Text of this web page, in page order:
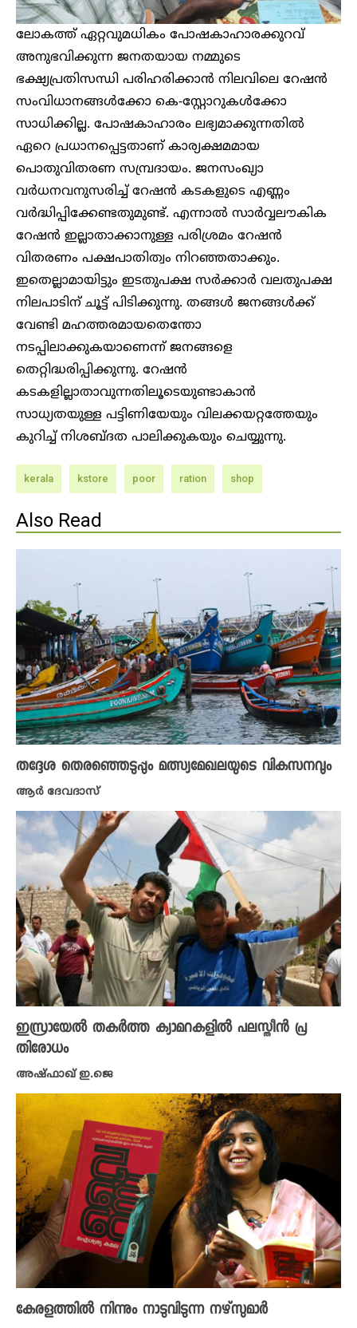
ലോകത്ത് ഏറ്റവുമധികം പോഷകാഹാരക്കുറവ്
അനുഭവിക്കുന്ന ജനതയായ നമ്മുടെ
ഭക്ഷ്യപ്രതിസന്ധി പരിഹരിക്കാൻ നിലവിലെ റേഷൻ
സംവിധാനങ്ങൾക്കോ കെ-സ്റ്റോറുകൾക്കോ
സാധിക്കില്ല. പോഷകാഹാരം ലഭ്യമാക്കുന്നതിൽ
ഏറെ പ്രധാനപ്പെട്ടതാണ് കാര്യക്ഷമമായ
പൊതുവിതരണ സമ്പ്രദായം. ജനസംഖ്യാ
വർധനവനുസരിച്ച് റേഷൻ കടകളുടെ എണ്ണം
വർദ്ധിപ്പിക്കേണ്ടതുമുണ്ട്. എന്നാൽ സാർവ്വലൗകിക
റേഷൻ ഇല്ലാതാക്കാനുള്ള പരിശ്രമം റേഷൻ
വിതരണം പക്ഷപാതിത്വം നിറഞ്ഞതാക്കും.
ഇതെല്ലാമായിട്ടും ഇടതുപക്ഷ സർക്കാർ വലതുപക്ഷ
നിലപാടിന് ചൂട്ട് പിടിക്കുന്നു. തങ്ങൾ ജനങ്ങൾക്ക്
വേണ്ടി മഹത്തരമായതെന്തോ
നടപ്പിലാക്കുകയാണെന്ന് ജനങ്ങളെ
തെറ്റിദ്ധരിപ്പിക്കുന്നു. റേഷൻ
കടകളില്ലാതാവുന്നതിലൂടെയുണ്ടാകാൻ
സാധ്യതയുള്ള പട്ടിണിയേയും വിലക്കയറ്റത്തേയും
കുറിച്ച് നിശബ്ദത പാലിക്കുകയും ചെയ്യുന്നു.
kerala kstore poor ration shop
Also Read
തദ്ദേശ തെരഞ്ഞെടുപ്പും മത്സ്യമേഖലയുടെ വികസനവും
ആർ ദേവദാസ്
ഇസ്രായേൽ തകർത്ത ക്യാമറകളിൽ പലസ്തീൻ പ്ര
തിരോധം
അഷ്ഫാഖ് ഇ.ജെ
കേരളത്തിൽ നിന്നും നാടുവിടുന്ന നഴ്സുമാർ